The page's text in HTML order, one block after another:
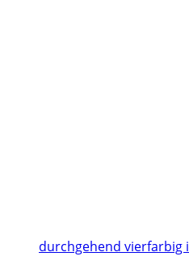
durchgehend vierfarbig